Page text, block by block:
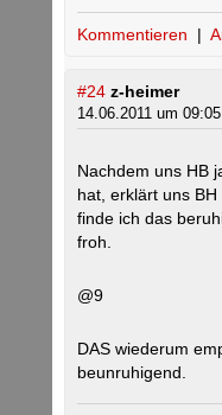
Kommentieren |
#24 z-heimer
14.06.2011 um
Nachdem uns HB
hat, erklärt uns
finde ich das
froh.
@9
DAS wiederum
beunruhigend.